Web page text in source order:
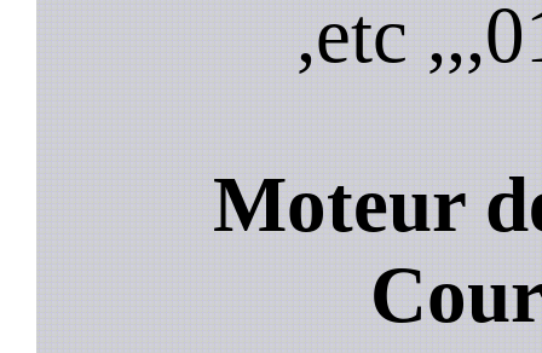
,etc ,,,
Moteur